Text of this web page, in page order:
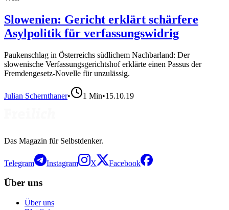
Slowenien: Gericht erklärt schärfere
Asylpolitik für verfassungswidrig
Paukenschlag in Österreichs südlichem Nachbarland: Der
slowenische Verfassungsgerichtshof erklärte einen Passus der
Fremdengesetz-Novelle für unzulässig.
Julian Schernthaner• 1 Min•15.10.19
Das Magazin für Selbstdenker.
Telegram Instagram X Facebook
Über uns
Über uns